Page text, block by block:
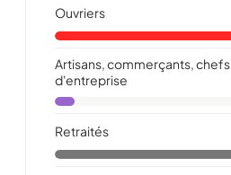
Ouvriers
Artisans, commerçants, chefs
d'entreprise
Retraités